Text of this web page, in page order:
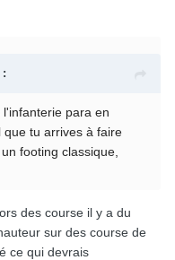
:
para en
que tu arrives à faire
footing classique,
des course il y a du
sur des course de
ce qui devrais